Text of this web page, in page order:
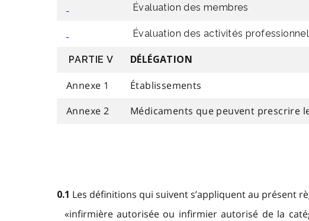
Évaluation des membres
Évaluation des activités
PARTIE V DÉLÉGATION
Annexe 1
Établissements
Annexe 2
Médicaments que peuvent prescrire
0.1 Les définitions qui suivent s’appliquent au présent
«infirmière autorisée ou infirmier autorisé de la